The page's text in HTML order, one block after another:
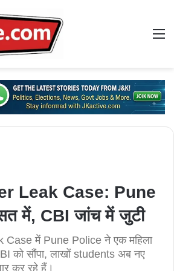
Leak Case: Pune
में, CBI जांच में जुटी
Case में Pune Police ने एक महिला
को सौंपा, लाखों students अब नए
कर रहे हैं।